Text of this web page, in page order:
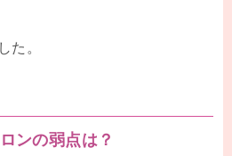
た。
ンの弱点は？